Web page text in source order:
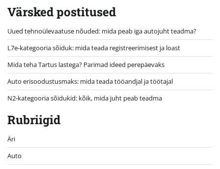
Värsked postitused
Uued tehnoülevaatuse nõuded: mida peab iga autojuht teadma?
L7e-kategooria sõiduk: mida teada registreerimisest ja loast
Mida teha Tartus lastega? Parimad ideed perepäevaks
Auto erisoodustusmaks: mida teada tööandjal ja töötajal
N2-kategooria sõidukid: kõik, mida juht peab teadma
Rubriigid
Äri
Auto